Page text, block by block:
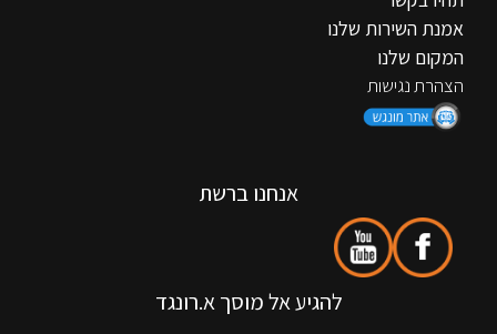
אמנת השירות שלנו
המקום שלנו
הצהרת נגישות
אנחנו ברשת
להגיע אל מוסך א.רונגד